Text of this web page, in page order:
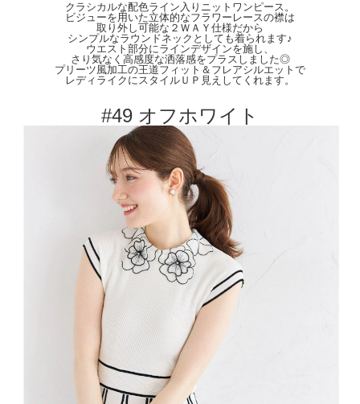
ございます。 色合いはモニター環境により若干の誤差が出ます。 ライティングや
天候によりモデル画像と物撮り画像のカラーに違いある場合、物撮り画像の方が実
際のカラーに近い状態で撮影されておりますので、そちらを参考にしてくださいま
クラシカルな配色ライン入りニットワンピース。
ビジューを用いた立体的なフラワーレースの襟は
取り外し可能な２ＷＡＹ仕様だから
シンプルなラウンドネックとしても着られます♪
ウエスト部分にラインデザインを施し、
さり気なく高感度な洒落感をプラスしました◎
プリーツ風加工の王道フィット＆フレアシルエットで
レディライクにスタイルＵＰ見えしてくれます。
#49 オフホワイト